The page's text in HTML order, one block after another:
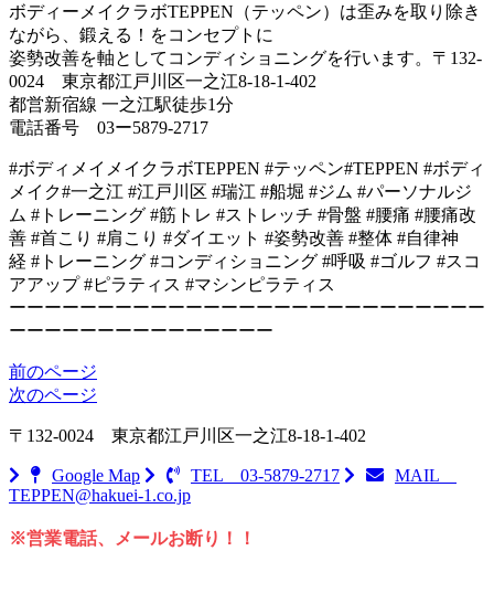
ボディーメイクラボTEPPEN（テッペン）は歪みを取り除き
ながら、鍛える！をコンセプトに
姿勢改善を軸としてコンディショニングを行います。〒132-
0024 東京都江戸川区一之江8-18-1-402
都営新宿線 一之江駅徒歩1分
電話番号 03ー5879-2717
#ボディメイメイクラボTEPPEN #テッペン#TEPPEN #ボディ
メイク#一之江 #江戸川区 #瑞江 #船堀 #ジム #パーソナルジ
ム #トレーニング #筋トレ #ストレッチ #骨盤 #腰痛 #腰痛改
善 #首こり #肩こり #ダイエット #姿勢改善 #整体 #自律神
経 #トレーニング #コンディショニング #呼吸 #ゴルフ #スコ
アアップ #ピラティス #マシンピラティス
ーーーーーーーーーーーーーーーーーーーーーーーーーーー
ーーーーーーーーーーーーーーー
前のページ
次のページ
〒132-0024 東京都江戸川区一之江8-18-1-402
Google Map TEL 03-5879-2717
MAIL
TEPPEN@hakuei-1.co.jp
※営業電話、メールお断り！！